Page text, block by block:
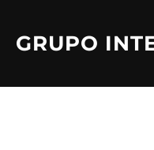
contenido
GRUPO